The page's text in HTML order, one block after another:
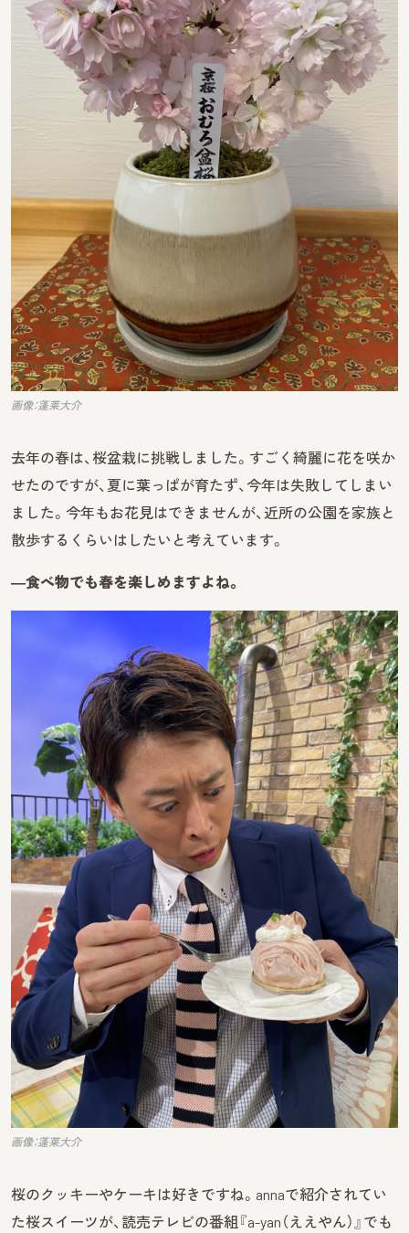
画像：蓬莱大介
去年の春は、桜盆栽に挑戦しました。すごく綺麗に花を咲か
せたのですが、夏に葉っぱが育たず、今年は失敗してしまい
ました。今年もお花見はできませんが、近所の公園を家族と
散歩するくらいはしたいと考えています。
―食べ物でも春を楽しめますよね。
画像：蓬莱大介
桜のクッキーやケーキは好きですね。annaで紹介されてい
た桜スイーツが、読売テレビの番組『a-yan（ええやん）』でも